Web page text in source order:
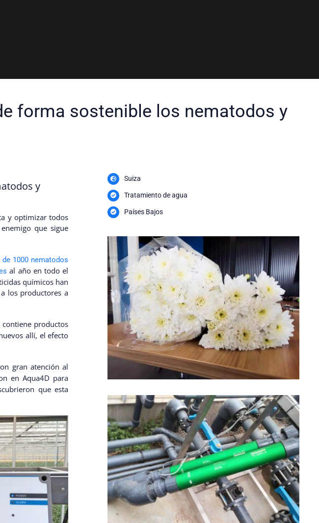
forma sostenible los nematodos y
y
y optimizar todos
que sigue
de 1000 nematodos
al año en todo el
químicos han
los productores a
productos
allí, el efecto
gran atención al
en Aqua4D para
que esta
Suiza
Tratamiento de agua
Países Bajos